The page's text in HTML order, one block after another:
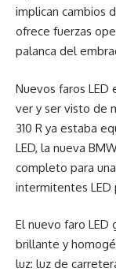
implican cambios
ofrece fuerzas
palanca del
Nuevos faros LED
ver y ser visto de
310 R ya estaba
LED, la nueva
completo para
intermitentes LED
El nuevo faro LED
brillante y
luz: luz de